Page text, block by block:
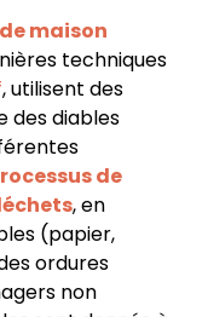
maison
techniques
, utilisent des
des diables
de
, en
(papier,
ordures
non